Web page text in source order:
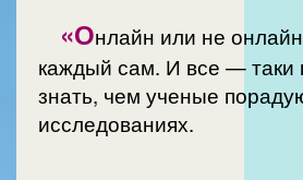
«Онлайн или не
каждый сам. И все — таки
знать, чем ученые
исследованиях.